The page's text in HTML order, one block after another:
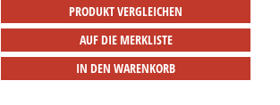
PRODUKT VERGLEICHEN
AUF DIE MERKLISTE
IN DEN WARENKORB